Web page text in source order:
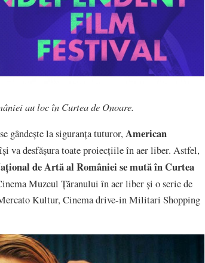
au loc în Curtea de Onoare.
gândește la siguranța tuturor, American
va desfășura toate proiecțiile în aer liber. Astfel,
de Artă al României se mută în Curtea
Muzeul Țăranului în aer liber și o serie de
Kultur, Cinema drive-in Militari Shopping